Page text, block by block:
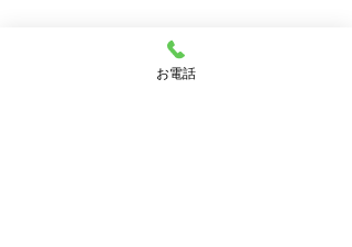
水戸市城東 歯科、矯正歯科、
お電話